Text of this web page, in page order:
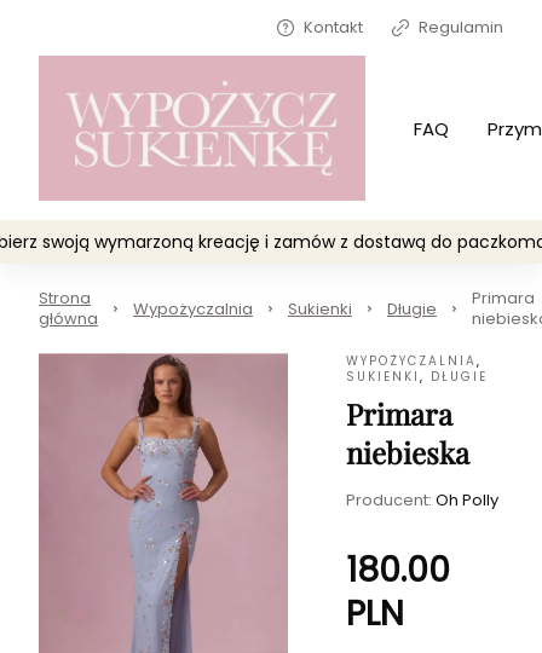
Kontakt Regulamin
FAQ
swoją wymarzoną kreację i zamów z dostawą do
Strona
główna
Wypożyczalnia Sukienki Długie
Primara
WYPOŻYCZALNIA,
SUKIENKI, DŁUGIE
Primara
niebieska
Producent:Oh Polly
180.00
PLN